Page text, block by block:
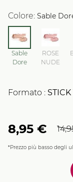
Colore: Sable
Sable
Dore
ROSE
NUDE
Formato : STICK
8,95 €
*Prezzo più basso degli